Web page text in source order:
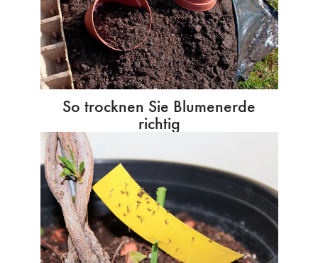
So trocknen Sie Blumenerde
richtig